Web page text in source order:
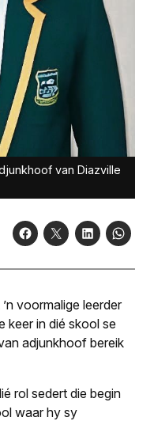
van Diazville
voormalige leerder
keer in dié skool se
adjunkhoof bereik
rol sedert die begin
waar hy sy